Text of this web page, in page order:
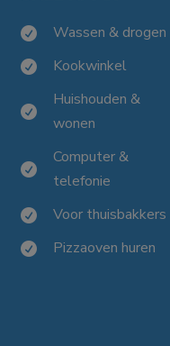
 Wassen & drogen
 Kookwinkel

Huishouden &
wonen

Computer &
telefonie
 Voor thuisbakkers
 Pizzaoven huren